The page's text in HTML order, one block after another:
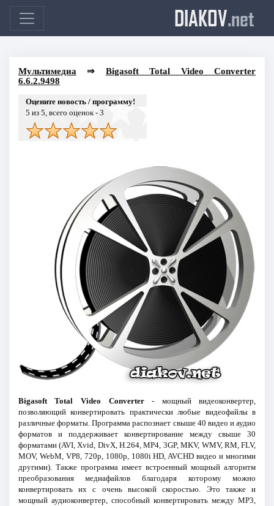
DIAKOV.net
Мультимедиа ⇒ Bigasoft Total Video Converter
6.6.2.9498
Оцените новость / программу!
5 из 5, всего оценок - 3
Bigasoft Total Video Converter- мощный видеоконвертер,
позволяющий конвертировать практически любые видеофайлы в
различные форматы. Программа распознает свыше 40 видео и аудио
форматов и поддерживает конвертирование между свыше 30
форматами (AVI, Xvid, DivX, H.264, MP4, 3GP, MKV, WMV, RM, FLV,
MOV, WebM, VP8, 720p, 1080p, 1080i HD, AVCHD видео и многими
другими). Также программа имеет встроенный мощный алгоритм
преобразования медиафайлов благодаря которому можно
конвертировать их с очень высокой скоростью. Это также и
мощный аудиоконвертер, способный конвертировать между MP3,